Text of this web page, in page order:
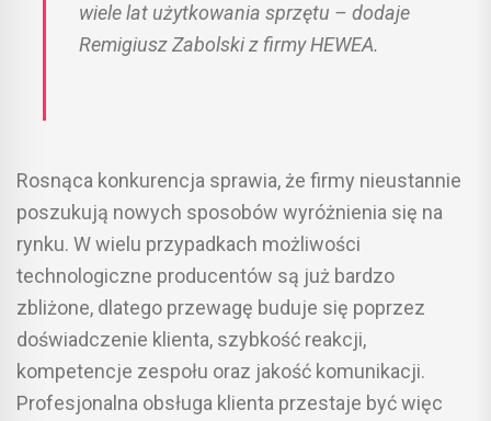
wiele lat użytkowania sprzętu – dodaje
Remigiusz Zabolski z firmy HEWEA.
Rosnąca konkurencja sprawia, że firmy nieustannie
poszukują nowych sposobów wyróżnienia się na
rynku. W wielu przypadkach możliwości
technologiczne producentów są już bardzo
zbliżone, dlatego przewagę buduje się poprzez
doświadczenie klienta, szybkość reakcji,
kompetencje zespołu oraz jakość komunikacji.
Profesjonalna obsługa klienta przestaje być więc